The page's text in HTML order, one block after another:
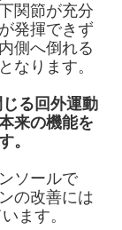
関節が充分
発揮できず
側へ倒れる
なります。
る回外運動
来の機能を
。
ソールで
の改善には
ます。